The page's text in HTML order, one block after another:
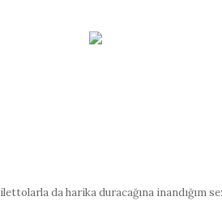
da harika duracağına inandığım